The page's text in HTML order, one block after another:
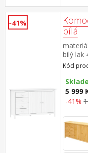
-41%
bílá
bílý lak
dveře,
Kód
5 999
-41%